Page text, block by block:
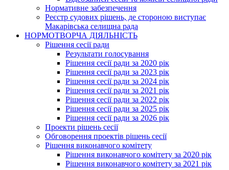
Нормативне забезпечення
Реєстр судових рішень, де стороною виступає
Макарівська селищна рада
НОРМОТВОРЧА ДІЯЛЬНІСТЬ
Рішення сесії ради
Результати голосування
Рішення сесії ради за 2020 рік
Рішення сесії ради за 2023 рік
Рішення сесії ради за 2024 рік
Рішення сесії ради за 2021 рік
Рішення сесії ради за 2022 рік
Рішення сесії ради за 2025 рік
Рішення сесії ради за 2026 рік
Проекти рішень сесії
Обговорення проектів рішень сесії
Рішення виконавчого комітету
Рішення виконавчого комітету за 2020 рік
Рішення виконавчого комітету за 2021 рік